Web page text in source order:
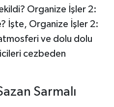
Organize İşler 2:
İşte, Organize İşler 2:
atmosferi ve dolu dolu
cezbeden
Sarmalı